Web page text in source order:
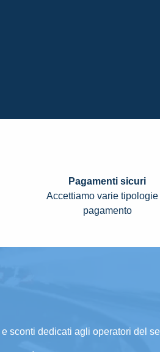
Pagamenti sicuri
Accettiamo varie tipologie
pagamento
sconti dedicati agli operatori del